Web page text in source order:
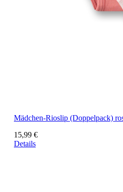
Mädchen-Rioslip (Doppelpack)
15,99 €
Details